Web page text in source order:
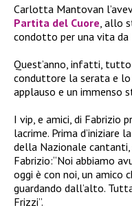
Carlotta Mantovan
Partita del Cuore, allo
condotto per una vita da
Quest’anno, infatti,
conduttore la serata e
applauso e un immenso
I vip, e amici, di Fabrizio
lacrime. Prima d’iniziare
della Nazionale
Fabrizio:“Noi abbiamo
oggi è con noi, un
guardando dall’alto.
Frizzi”.